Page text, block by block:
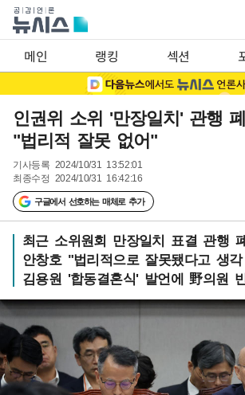
메인 랭킹 섹션
인권위 소위 '만장일치' 관행
"법리적 잘못 없어"
기사등록 2024/10/31 13:52:01
최종수정 2024/10/31 16:42:16
구글에서 선호하는 매체로 추가
최근 소위원회 만장일치 표결 관행
안창호 "법리적으로 잘못됐다고 생
김용원 '합동결혼식' 발언에 野의원